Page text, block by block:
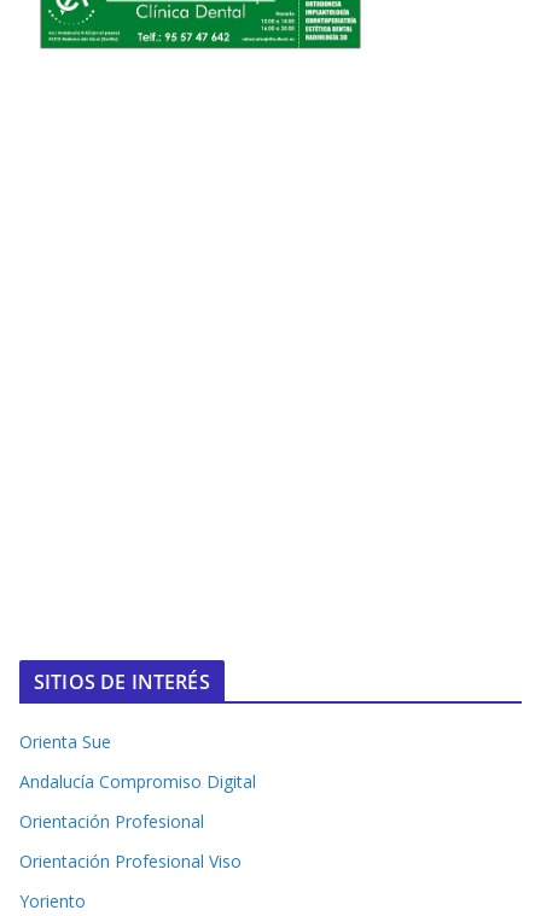
SITIOS DE INTERÉS
Orienta Sue
Andalucía Compromiso Digital
Orientación Profesional
Orientación Profesional Viso
Yoriento